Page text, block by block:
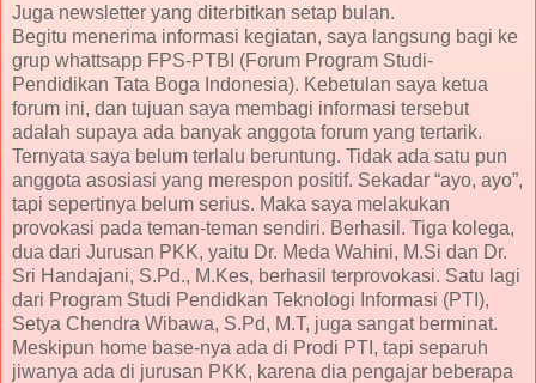
Juga newsletter yang diterbitkan setap bulan.
Begitu menerima informasi kegiatan, saya langsung bagi ke
grup whattsapp FPS-PTBI (Forum Program Studi-
Pendidikan Tata Boga Indonesia). Kebetulan saya ketua
forum ini, dan tujuan saya membagi informasi tersebut
adalah supaya ada banyak anggota forum yang tertarik.
Ternyata saya belum terlalu beruntung. Tidak ada satu pun
anggota asosiasi yang merespon positif. Sekadar “ayo, ayo”,
tapi sepertinya belum serius. Maka saya melakukan
provokasi pada teman-teman sendiri. Berhasil. Tiga kolega,
dua dari Jurusan PKK, yaitu Dr. Meda Wahini, M.Si dan Dr.
Sri Handajani, S.Pd., M.Kes, berhasil terprovokasi. Satu lagi
dari Program Studi Pendidkan Teknologi Informasi (PTI),
Setya Chendra Wibawa, S.Pd, M.T, juga sangat berminat.
Meskipun home base-nya ada di Prodi PTI, tapi separuh
jiwanya ada di jurusan PKK, karena dia pengajar beberapa